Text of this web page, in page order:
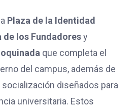
Plaza de la Identidad
de los Fundadoresy
que completa el
del campus, además de
diseñados para
universitaria. Estos